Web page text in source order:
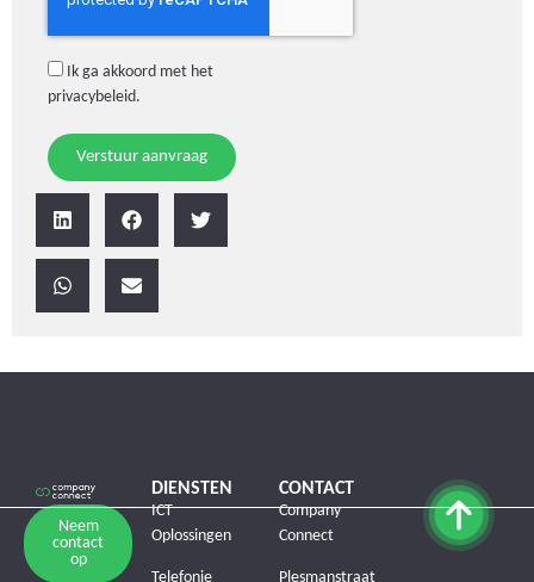
Ik ga akkoord met het
privacybeleid.
Verstuur aanvraag
Neem
contact
op
DIENSTEN
ICT
Oplossingen
Telefonie
CONTACT
Company
Connect
Plesmanstraat